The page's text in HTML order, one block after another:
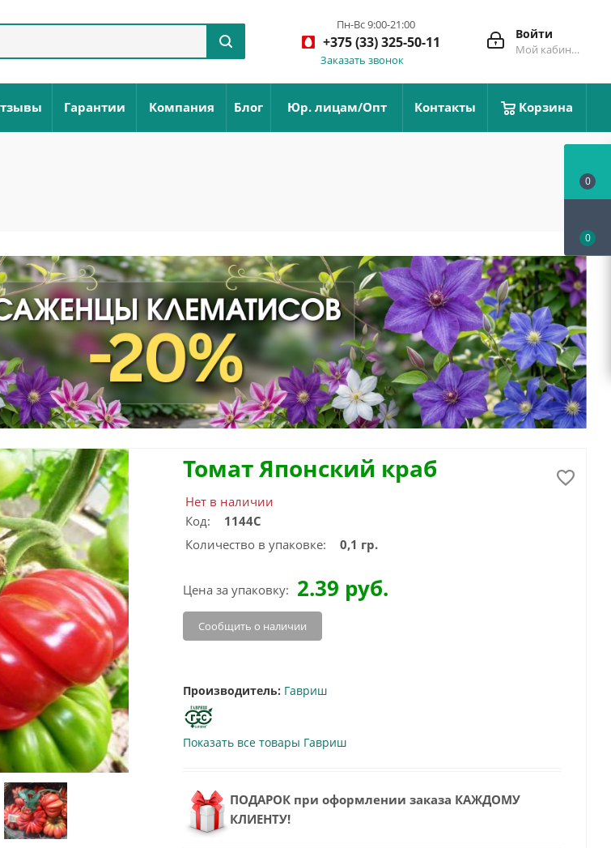
Войти
Мой кабинет
Пн-Вс 9:00-21:00
+375 (33) 325-50-11
Заказать звонок
Гарантии Компания Блог Юр. лицам/Опт Контакты Корзина
Томат Японский краб
Нет в наличии
Код:
1144С
Количество в упаковке:
0,1 гр.
Цена за упаковку: 2.39 руб.
Сообщить о наличии
Производитель: Гавриш
Показать все товары Гавриш
ПОДАРОК при оформлении заказа КАЖДОМУ
КЛИЕНТУ!
0
0